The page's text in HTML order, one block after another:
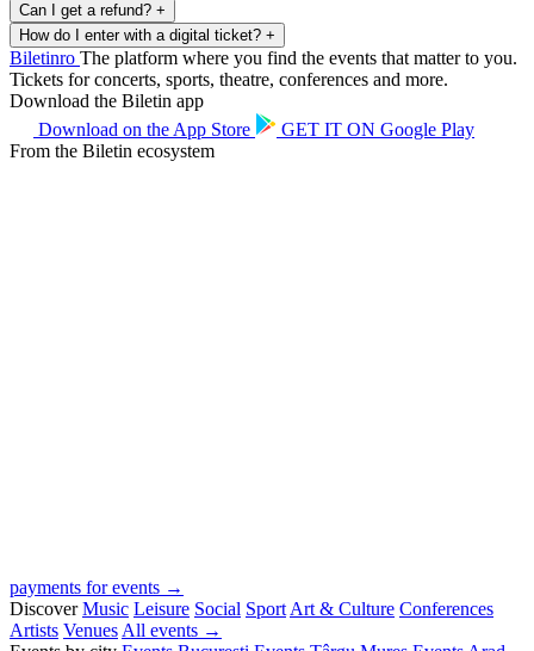
Can I get a refund? +
How do I enter with a digital ticket? +
Biletinro The platform where you find the events that matter to you.
Tickets for concerts, sports, theatre, conferences and more.
Download the Biletin app
Download on the App Store GET IT ON Google Play
From the Biletin ecosystem
payments for events →
Discover Music Leisure Social Sport Art & Culture Conferences
Artists Venues All events →